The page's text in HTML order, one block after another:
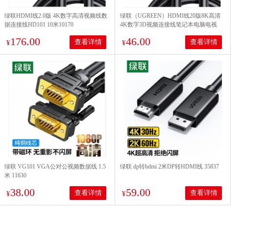
绿联HDMI线2.0版 4K数字高清视频线数
据连接线HD101 10米10170
¥176.00 查看详情
绿联（UGREEN）HDMI线20版8K高清
4K数字3D视频连接线笔记本电脑电视
¥46.00 查看详情
绿联 VG101 VGA公对公视频数据线 1.5
米 11630
¥38.00 查看详情
绿联 dp转hdmi 2米DP转HDMI线 35837
¥59.00 查看详情